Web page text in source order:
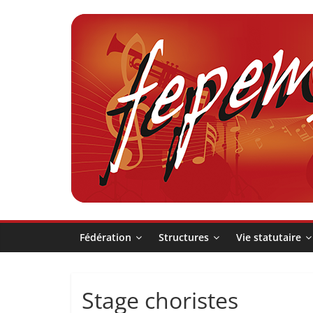
Fédération
pour
la
Pratique
Fédération Structures Vie statutaire
Stage choristes